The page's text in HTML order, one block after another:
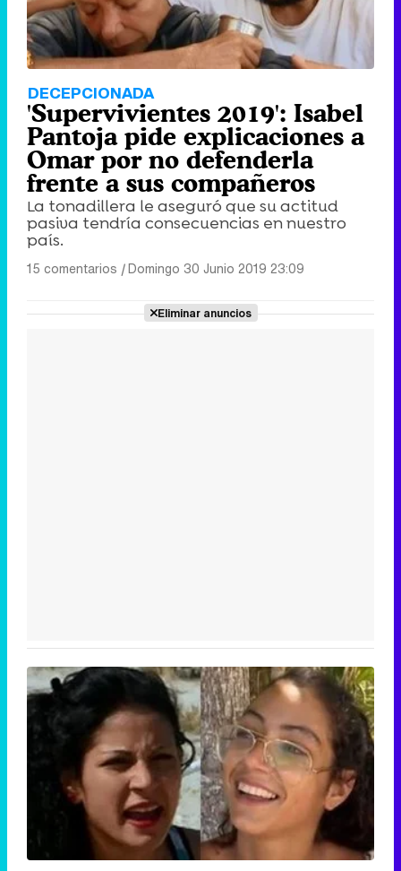
DECEPCIONADA
'Supervivientes 2019': Isabel
Pantoja pide explicaciones a
Omar por no defenderla
frente a sus compañeros
La tonadillera le aseguró que su actitud
pasiva tendría consecuencias en nuestro
país.
15 comentarios |Domingo 30 Junio 2019 23:09
Eliminar anuncios